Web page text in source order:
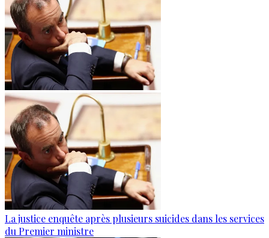
La justice enquête après plusieurs suicides dans les services
du Premier ministre